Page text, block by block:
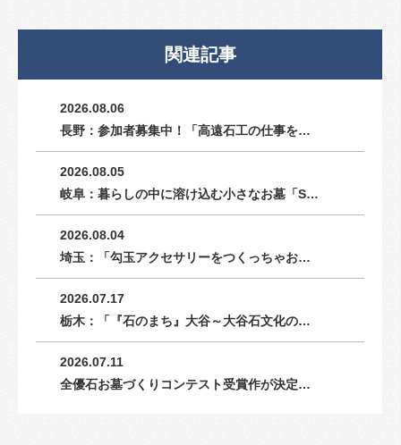
関連記事
2026.08.06
長野：参加者募集中！「高遠石工の仕事を…
2026.08.05
岐阜：暮らしの中に溶け込む小さなお墓「S…
2026.08.04
埼玉：「勾玉アクセサリーをつくっちゃお…
2026.07.17
栃木：「『石のまち』大谷～大谷石文化の…
2026.07.11
全優石お墓づくりコンテスト受賞作が決定…